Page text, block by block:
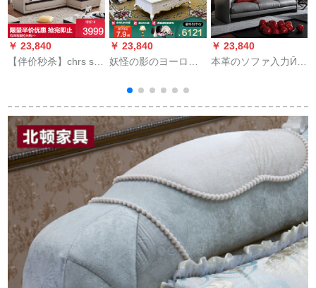
￥ 23,840
【伴价秒杀】chrs sof
的なリビグソンソン
ソンファァの小戸型
の组み合わせの回転
角1082【浅色3人挂
けシーベルト-右足に
7-15日以内】
￥ 23,840
妖怪の影のヨーロッ
客間の簡単なヨ－ロ
ップ·ロップファァの
実の木の頭の階の牛
皮のソファは現代で
は簡単に客間の曲が
角のソファァ【入力
の本革】の両手の1人
は位をかけます。
￥ 23,840
本革のソファ入力Ӣド
ート直列4人挂けの皮
ソファ3人挂け位置
【超繊皮】